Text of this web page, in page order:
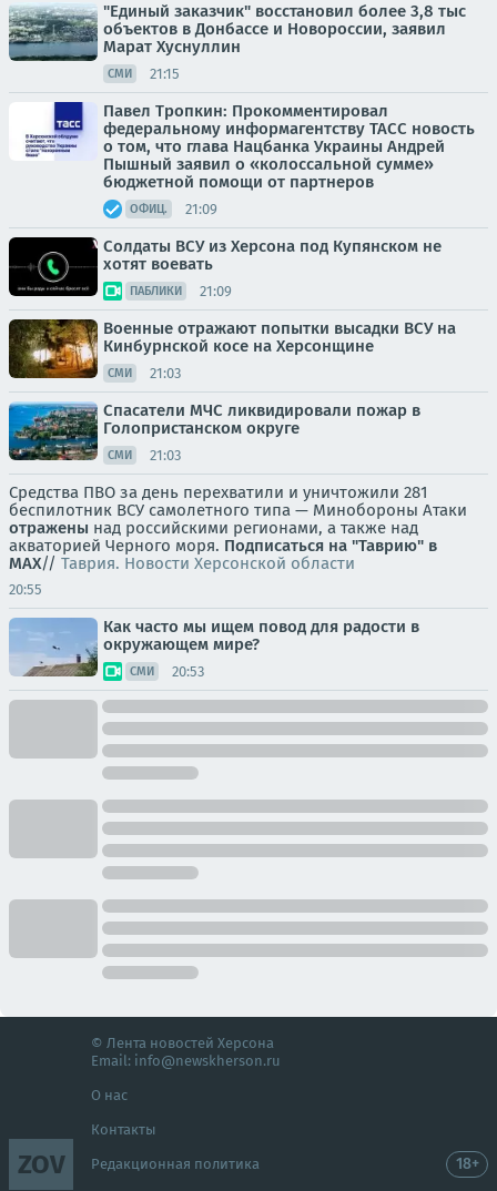
"Единый заказчик" восстановил более 3,8 тыс
объектов в Донбассе и Новороссии, заявил
Марат Хуснуллин
СМИ 21:15
Павел Тропкин: Прокомментировал
федеральному информагентству ТАСС новость
о том, что глава Нацбанка Украины Андрей
Пышный заявил о «колоссальной сумме»
бюджетной помощи от партнеров
ОФИЦ. 21:09
Солдаты ВСУ из Херсона под Купянском не
хотят воевать
ПАБЛИКИ 21:09
Военные отражают попытки высадки ВСУ на
Кинбурнской косе на Херсонщине
СМИ 21:03
Спасатели МЧС ликвидировали пожар в
Голопристанском округе
СМИ 21:03
Средства ПВО за день перехватили и уничтожили 281
беспилотник ВСУ самолетного типа — Минобороны Атаки
отражены над российскими регионами, а также над
акваторией Черного моря. Подписаться на "Таврию" в
MAX// Таврия. Новости Херсонской области
20:55
Как часто мы ищем повод для радости в
окружающем мире?
СМИ 20:53
ZOV
© Лента новостей Херсона
Email: info@newskherson.ru
О нас
Контакты
Редакционная политика 18+